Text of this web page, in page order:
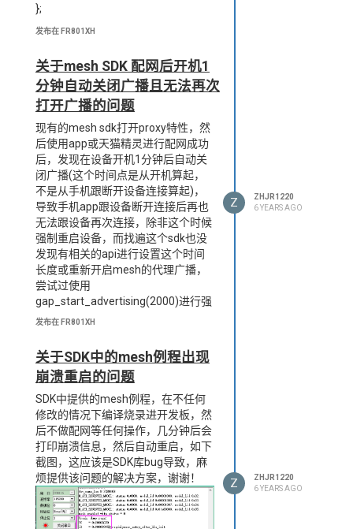
};
发布在 FR801XH
关于mesh SDK 配网后开机1
分钟自动关闭广播且无法再次
打开广播的问题
现有的mesh sdk打开proxy特性，然
后使用app或天猫精灵进行配网成功
后，发现在设备开机1分钟后自动关
闭广播(这个时间点是从开机算起，
不是从手机跟断开设备连接算起)，
导致手机app跟设备断开连接后再也
无法跟设备再次连接，除非这个时候
强制重启设备，而找遍这个sdk也没
发现有相关的api进行设置这个时间
长度或重新开启mesh的代理广播，
尝试过使用
gap_start_advertising(2000)进行强
制打开广播，但发现不管用。手机
设备发送的广播包不匹配导致)，但
普通的BLE软件是可以检测到，用普
通BLE手机app软件连接上去后，开
机前1分钟存在的proxy服务(0x1828)
已经不存在，也就是说SDK在开机一
分钟后自动将proxy服务给关闭了，
导致mesh app无法使用该特性进行
连接。那么如果用户在使用过程中，
在手机mesh app连接后超过一分钟
后发生断开连接，那么就再也连接不
上设备了，这种情况下特别影响用户
使用体验，希望富芮坤能开放相关的
发布在 FR801XH
Z
ZHJR1220
6 YEARS AGO
关于SDK中的mesh例程出现
崩溃重启的问题
SDK中提供的mesh例程，在不任何
修改的情况下编译烧录进开发板，然
后不做配网等任何操作，几分钟后会
打印崩溃信息，然后自动重启，如下
截图，这应该是SDK库bug导致，麻
烦提供该问题的解决方案，谢谢！
Z
ZHJR1220
6 YEARS AGO